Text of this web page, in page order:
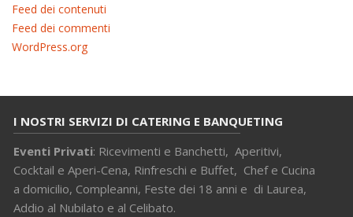
Feed dei contenuti
Feed dei commenti
WordPress.org
I NOSTRI SERVIZI DI CATERING E BANQUETING
Eventi Privati: Ricevimenti e Banchetti, Aperitivi,
Cocktail e Aperi-Cena, Rinfreschi e Buffet, Chef e Cucina
a domicilio, Compleanni, Feste dei 18 anni e di Laurea,
Addio al Nubilato e al Celibato.